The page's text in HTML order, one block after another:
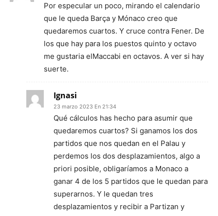
Por especular un poco, mirando el calendario
que le queda Barça y Mónaco creo que
quedaremos cuartos. Y cruce contra Fener. De
los que hay para los puestos quinto y octavo
me gustaria elMaccabi en octavos. A ver si hay
suerte.
Ignasi
23 marzo 2023 En 21:34
Qué cálculos has hecho para asumir que
quedaremos cuartos? Si ganamos los dos
partidos que nos quedan en el Palau y
perdemos los dos desplazamientos, algo a
priori posible, obligaríamos a Monaco a
ganar 4 de los 5 partidos que le quedan para
superarnos. Y le quedan tres
desplazamientos y recibir a Partizan y